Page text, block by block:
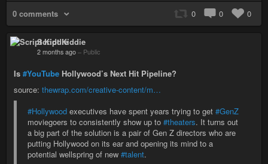
0 comments 0 0 0
Script Kiddie
2 months ago – Public
Is #YouTube Hollywood’s Next Hit Pipeline?
source: thewrap.com/creative-content/m…
#Hollywood executives have spent years trying to get #GenZ
moviegoers to consistently show up to #theaters. It turns out
a big part of the solution is a pair of Gen Z directors who are
putting Hollywood on its ear and opening its mind to a
potential wellspring of new #talent.